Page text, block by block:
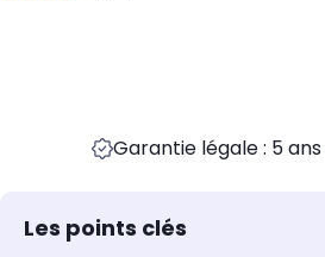
Garantie légale : 5 ans
Les points clés